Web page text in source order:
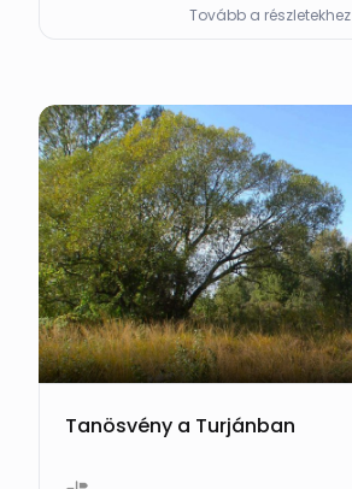
Tovább a részletekhez
Tanösvény a Turjánban